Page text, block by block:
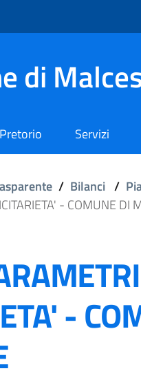
di
Servizi
/ Bilanci /
- COMUNE DI
-